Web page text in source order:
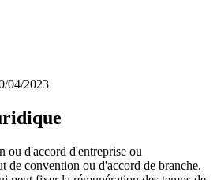
04/2023
ou d'accord d'entreprise ou
de convention ou d'accord de branche,